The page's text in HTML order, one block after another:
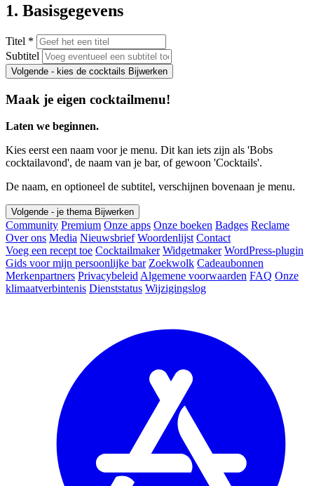
1. Basisgegevens
Titel *
Subtitel
Volgende - kies de cocktails Bijwerken
Maak je eigen cocktailmenu!
Laten we beginnen.
Kies eerst een naam voor je menu. Dit kan iets zijn als 'Bobs
cocktailavond', de naam van je bar, of gewoon 'Cocktails'.
De naam, en optioneel de subtitel, verschijnen bovenaan je menu.
Volgende - je thema Bijwerken
Community Premium Onze apps Onze boeken Badges Reclame
Over ons Media Nieuwsbrief Woordenlijst Contact
Voeg een recept toe Cocktailmaker Widgetmaker WordPress-plugin
Gids voor mijn persoonlijke bar Zoekwolk Cadeaubonnen
Merkenpartners Privacybeleid Algemene voorwaarden FAQ Onze
klimaatverbintenis Dienststatus Wijzigingslog